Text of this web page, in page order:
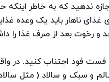
ندهید که به خاطر
ناهار باید یک وعده
رخوت بعد از صرف غذا را
و فست فود اجتناب کنید. در
و سبک و سالاد ( مثل